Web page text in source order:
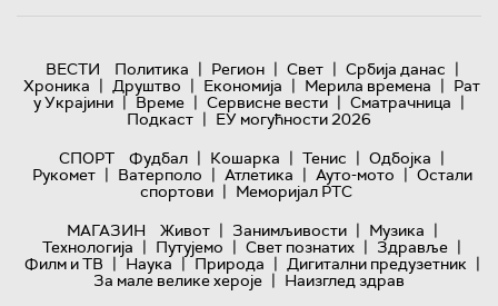
ВЕСТИ Политика | Регион | Свет | Србија данас |
Хроника | Друштво | Економија | Мерила времена | Рат
у Украјини | Време | Сервисне вести | Сматрачница |
Подкаст | ЕУ могућности 2026
СПОРТ
Фудбал | Кошарка | Тенис | Одбојка |
Рукомет | Ватерполо | Атлетика | Ауто-мото | Остали
спортови | Меморијал РТС
МАГАЗИН
Живот | Занимљивости | Музика |
Технологијa | Путујемо | Свет познатих | Здравље |
Филм и ТВ | Наука | Природа | Дигитални предузетник |
За мале велике хероје | Наизглед здрав